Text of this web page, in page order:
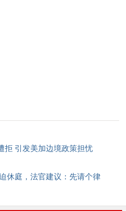
拒 引发美加边境政策担忧
休庭，法官建议：先请个律